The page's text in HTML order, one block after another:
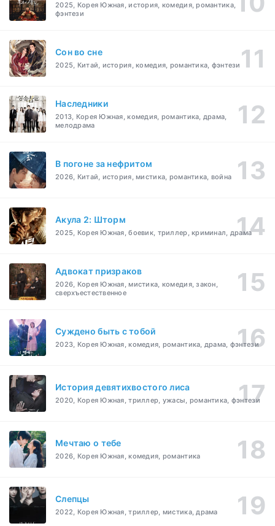
2025, Корея Южная, история, комедия, романтика,
фэнтези
Cон во сне
2025, Китай, история, комедия, романтика, фэнтези
Наследники
2013, Корея Южная, комедия, романтика, драма,
мелодрама
В погоне за нефритом
2026, Китай, история, мистика, романтика, война
Акула 2: Шторм
2025, Корея Южная, боевик, триллер, криминал, драма
Адвокат призраков
2026, Корея Южная, мистика, комедия, закон,
сверхъестественное
Суждено быть с тобой
2023, Корея Южная, комедия, романтика, драма, фэнтези
История девятихвостого лиса
2020, Корея Южная, триллер, ужасы, романтика, фэнтези
Мечтаю о тебе
2026, Корея Южная, комедия, романтика
Слепцы
2022, Корея Южная, триллер, мистика, драма